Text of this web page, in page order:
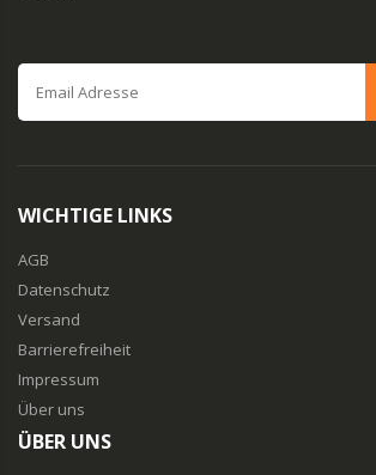
WICHTIGE LINKS
AGB
Datenschutz
Versand
Barrierefreiheit
Impressum
Über uns
ÜBER UNS